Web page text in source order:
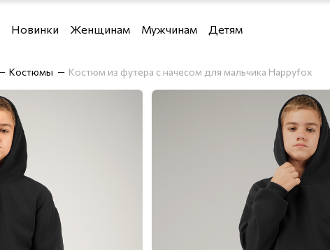
Новинки Женщинам
Футболки и топы
Костюмы
Брюки
Блузки и рубашки
Верхняя одежда
Джемперы, водолазки и кардиганы
Джинсы
Домашняя одежда
Мужчинам
Футболки
Рубашки
Детям
Мальчикам
Костюмы Костюм из футера с начесом для мальчика Happyfox